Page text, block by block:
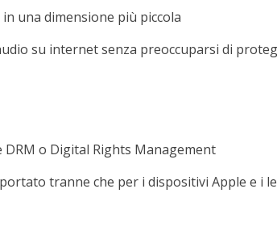
una dimensione più piccola
su internet senza preoccuparsi di
o Digital Rights Management
tranne che per i dispositivi Apple e i